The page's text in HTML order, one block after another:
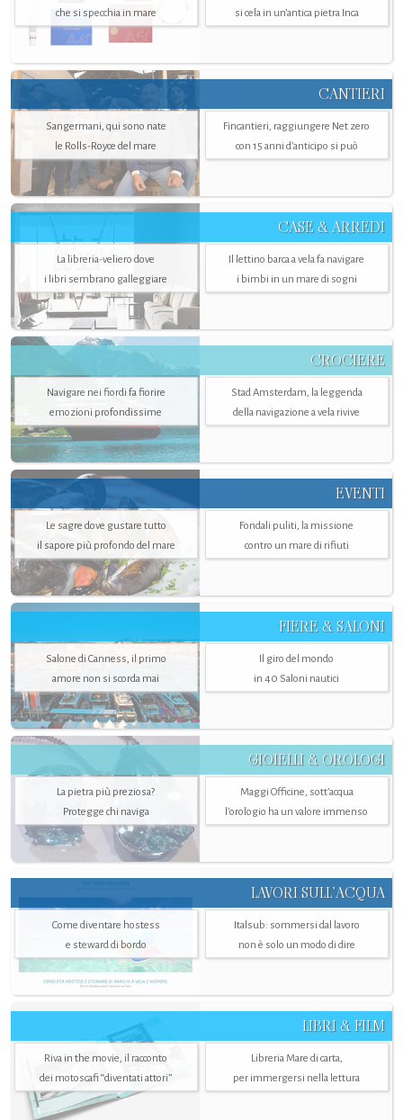
che si specchia in mare
si cela in un’antica pietra Inca
CANTIERI
Sangermani, qui sono nate
le Rolls-Royce del mare
Fincantieri, raggiungere Net zero
con 15 anni d'anticipo si può
CASE & ARREDI
La libreria-veliero dove
i libri sembrano galleggiare
Il lettino barca a vela fa navigare
i bimbi in un mare di sogni
CROCIERE
Navigare nei fiordi fa fiorire
emozioni profondissime
Stad Amsterdam, la leggenda
della navigazione a vela rivive
EVENTI
Le sagre dove gustare tutto
il sapore più profondo del mare
Fondali puliti, la missione
contro un mare di rifiuti
FIERE & SALONI
Salone di Canness, il primo
amore non si scorda mai
Il giro del mondo
in 40 Saloni nautici
GIOIELLI & OROLOGI
La pietra più preziosa?
Protegge chi naviga
Maggi Officine, sott’acqua
l'orologio ha un valore immenso
LAVORI SULL’ACQUA
Come diventare hostess
e steward di bordo
Italsub: sommersi dal lavoro
non è solo un modo di dire
LIBRI & FILM
Riva in the movie, il racconto
dei motoscafi “diventati attori”
Libreria Mare di carta,
per immergersi nella lettura